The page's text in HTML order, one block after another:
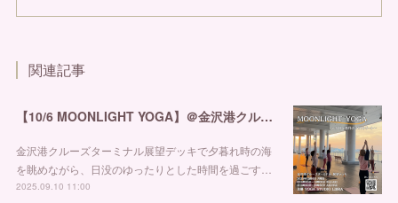
関連記事
【10/6 MOONLIGHT YOGA】＠金沢港クルーズターミナル
金沢港クルーズターミナル展望デッキで夕暮れ時の海
を眺めながら、日没のゆったりとした時間を過ごす…
2025.09.10 11:00